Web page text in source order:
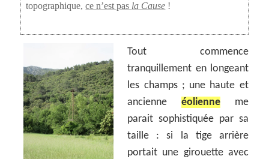
topographique,ce n’est pas la Cause !
Tout commence
tranquillement en longeant
les champs ; une haute et
ancienne éolienne me
parait sophistiquée par sa
taille : si la tige arrière
portait une girouette avec